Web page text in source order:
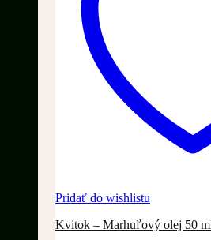
Pridať do wishlistu
Kvitok – Marhuľový olej 50